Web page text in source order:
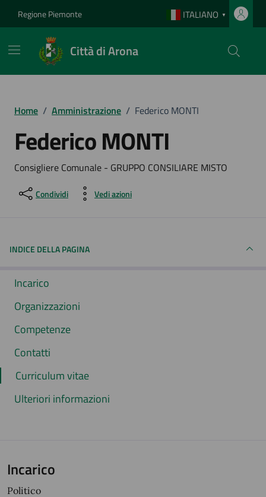
Regione Piemonte ITALIANO ▼
Città di Arona
Home / Amministrazione / Federico MONTI
Federico MONTI
Consigliere Comunale - GRUPPO CONSILIARE MISTO
Condividi Vedi azioni
INDICE DELLA PAGINA
Incarico
Organizzazioni
Competenze
Contatti
Curriculum vitae
Ulteriori informazioni
Incarico
Politico